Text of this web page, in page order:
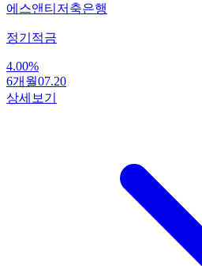
에스앤티저축은행
정기적금
4.00%
6개월07.20
상세보기